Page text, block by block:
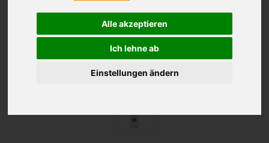
Alle akzeptieren
Ich lehne ab
Einstellungen ändern